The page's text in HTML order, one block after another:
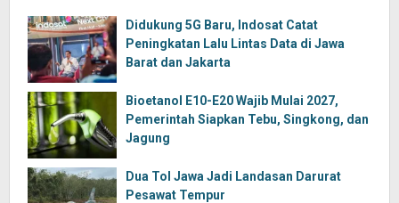
Didukung 5G Baru, Indosat Catat
Peningkatan Lalu Lintas Data di Jawa
Barat dan Jakarta
Bioetanol E10-E20 Wajib Mulai 2027,
Pemerintah Siapkan Tebu, Singkong, dan
Jagung
Dua Tol Jawa Jadi Landasan Darurat
Pesawat Tempur